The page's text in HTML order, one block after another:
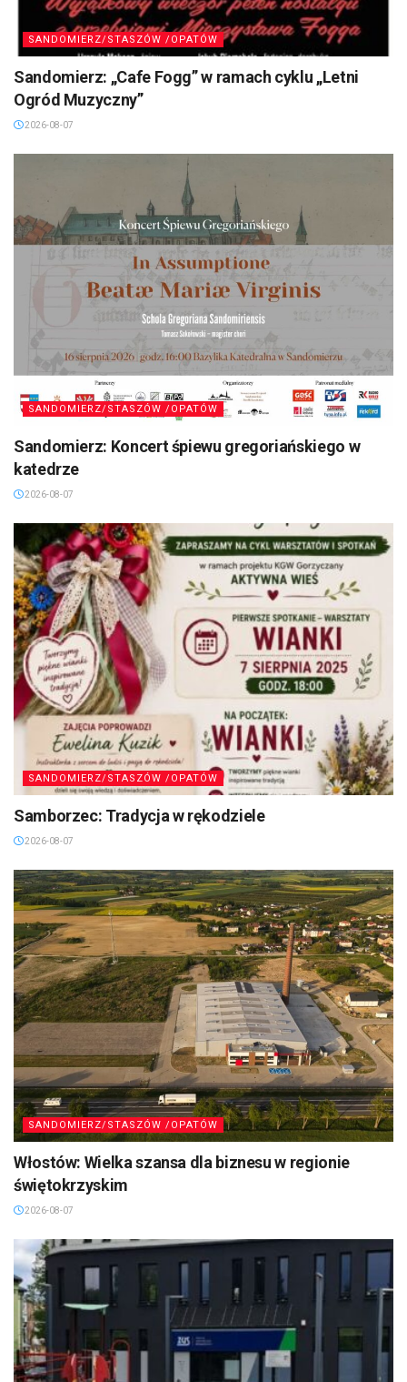
SANDOMIERZ/STASZÓW /OPATÓW
Sandomierz: „Cafe Fogg” w ramach cyklu „Letni
Ogród Muzyczny”
2026-08-07
SANDOMIERZ/STASZÓW /OPATÓW
Sandomierz: Koncert śpiewu gregoriańskiego w
katedrze
2026-08-07
SANDOMIERZ/STASZÓW /OPATÓW
Samborzec: Tradycja w rękodziele
2026-08-07
SANDOMIERZ/STASZÓW /OPATÓW
Włostów: Wielka szansa dla biznesu w regionie
świętokrzyskim
2026-08-07